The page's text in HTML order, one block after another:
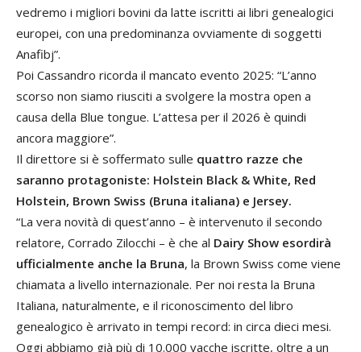
vedremo i migliori bovini da latte iscritti ai libri genealogici
europei, con una predominanza ovviamente di soggetti
Anafibj”.
Poi Cassandro ricorda il mancato evento 2025: “L’anno
scorso non siamo riusciti a svolgere la mostra open a
causa della Blue tongue. L’attesa per il 2026 è quindi
ancora maggiore”.
Il direttore si è soffermato sulle quattro razze che
saranno protagoniste: Holstein Black & White, Red
Holstein, Brown Swiss (Bruna italiana) e Jersey.
“La vera novità di quest’anno – è intervenuto il secondo
relatore, Corrado Zilocchi – è che al Dairy Show esordirà
ufficialmente anche la Bruna, la Brown Swiss come viene
chiamata a livello internazionale. Per noi resta la Bruna
Italiana, naturalmente, e il riconoscimento del libro
genealogico è arrivato in tempi record: in circa dieci mesi.
Oggi abbiamo già più di 10.000 vacche iscritte, oltre a un